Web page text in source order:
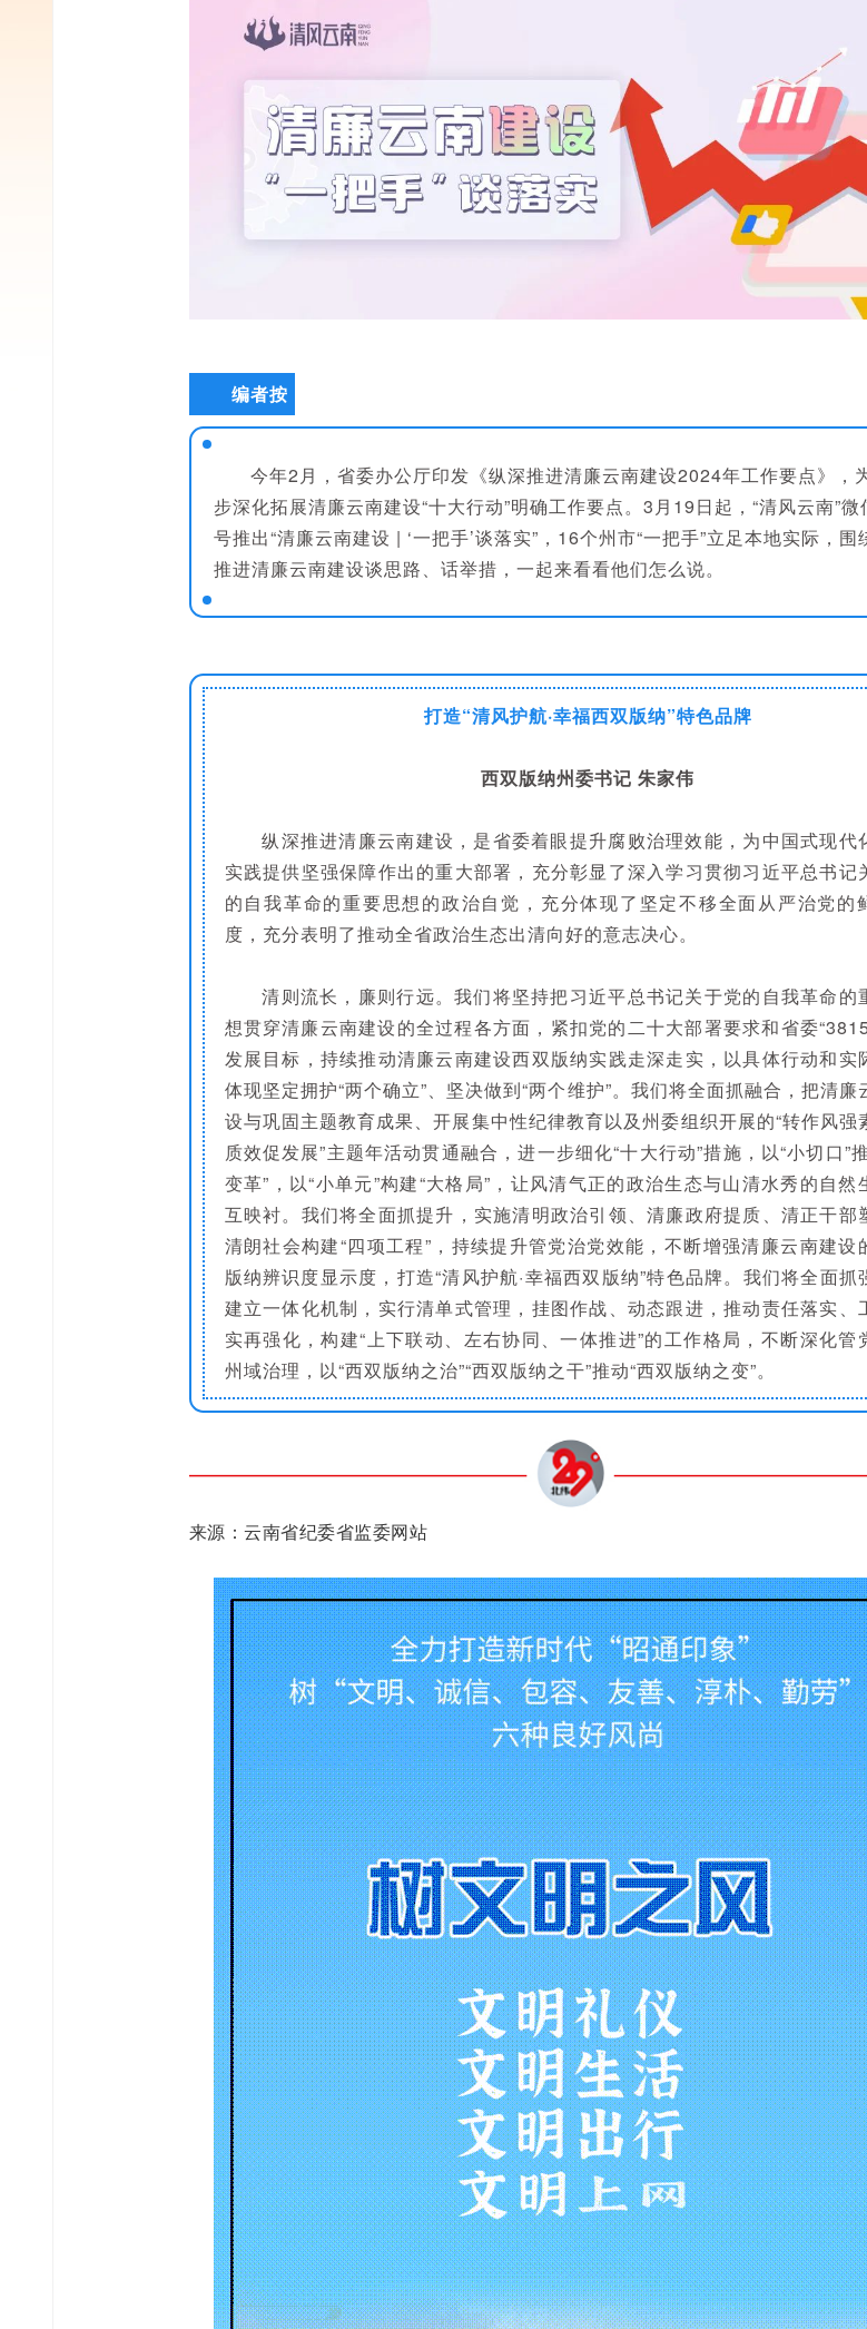
编者按
今年2月，省委办公厅印发《纵深推进清廉云南建设2024年工作要点》，
步深化拓展清廉云南建设“十大行动”明确工作要点。3月19日起，“清风云南”微
号推出“清廉云南建设 | ‘一把手’谈落实”，16个州市“一把手”立足本地实际，围
推进清廉云南建设谈思路、话举措，一起来看看他们怎么说。
打造“清风护航·幸福西双版纳”特色品牌
西双版纳州委书记 朱家伟
纵深推进清廉云南建设，是省委着眼提升腐败治理效能，为中国式现代
实践提供坚强保障作出的重大部署，充分彰显了深入学习贯彻习近平总书记
的自我革命的重要思想的政治自觉，充分体现了坚定不移全面从严治党的
度，充分表明了推动全省政治生态出清向好的意志决心。
清则流长，廉则行远。我们将坚持把习近平总书记关于党的自我革命的
想贯穿清廉云南建设的全过程各方面，紧扣党的二十大部署要求和省委
发展目标，持续推动清廉云南建设西双版纳实践走深走实，以具体行动和实
体现坚定拥护“两个确立”、坚决做到“两个维护”。我们将全面抓融合，把清廉
设与巩固主题教育成果、开展集中性纪律教育以及州委组织开展的“转作风强
质效促发展”主题年活动贯通融合，进一步细化“十大行动”措施，以“小切口”
变革”，以“小单元”构建“大格局”，让风清气正的政治生态与山清水秀的自然
互映衬。我们将全面抓提升，实施清明政治引领、清廉政府提质、清正干部
清朗社会构建“四项工程”，持续提升管党治党效能，不断增强清廉云南建设
版纳辨识度显示度，打造“清风护航·幸福西双版纳”特色品牌。我们将全面抓
建立一体化机制，实行清单式管理，挂图作战、动态跟进，推动责任落实、
实再强化，构建“上下联动、左右协同、一体推进”的工作格局，不断深化管
州域治理，以“西双版纳之治”“西双版纳之干”推动“西双版纳之变”。
来源：云南省纪委省监委网站